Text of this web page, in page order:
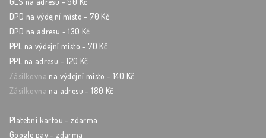
DPD na výdejní místo - 70 Kč
DPD na adresu - 130 Kč
PPL na výdejní místo - 70 Kč
PPL na adresu - 120 Kč
Zásilkovna na výdejní místo - 140 Kč
Zásilkovna na adresu - 180 Kč
Platební kartou - zdarma
Google pay - zdarma